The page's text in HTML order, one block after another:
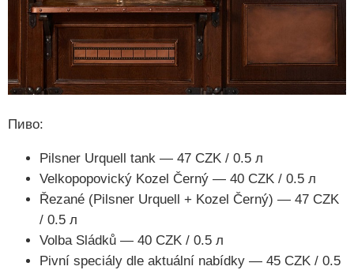
Пиво:
Pilsner Urquell tank — 47 CZK / 0.5 л
Velkopopovický Kozel Černý — 40 CZK / 0.5 л
Řezané (Pilsner Urquell + Kozel Černý) — 47 CZK
/ 0.5 л
Volba Sládků — 40 CZK / 0.5 л
Pivní speciály dle aktuální nabídky — 45 CZK / 0.5